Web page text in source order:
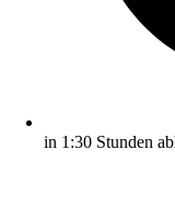
in 1:30 Stunden